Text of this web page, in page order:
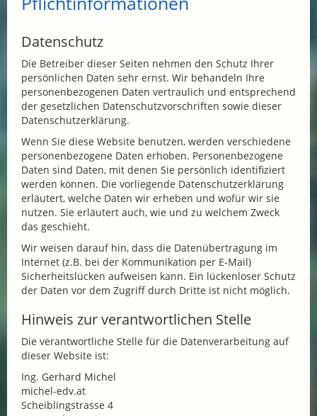
Datenschutz
Die Betreiber dieser Seiten nehmen den Schutz Ihrer
persönlichen Daten sehr ernst. Wir behandeln Ihre
personenbezogenen Daten vertraulich und entsprechend
der gesetzlichen Datenschutzvorschriften sowie dieser
Datenschutzerklärung.
Wenn Sie diese Website benutzen, werden verschiedene
personenbezogene Daten erhoben. Personenbezogene
Daten sind Daten, mit denen Sie persönlich identifiziert
werden können. Die vorliegende Datenschutzerklärung
erläutert, welche Daten wir erheben und wofür wir sie
nutzen. Sie erläutert auch, wie und zu welchem Zweck
das geschieht.
Wir weisen darauf hin, dass die Datenübertragung im
Internet (z.B. bei der Kommunikation per E-Mail)
Sicherheitslücken aufweisen kann. Ein lückenloser Schutz
der Daten vor dem Zugriff durch Dritte ist nicht möglich.
Hinweis zur verantwortlichen Stelle
Die verantwortliche Stelle für die Datenverarbeitung auf
dieser Website ist:
Ing. Gerhard Michel
michel-edv.at
Scheiblingstrasse 4